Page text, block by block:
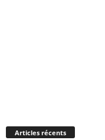
Articles récents